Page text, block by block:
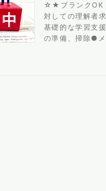
☆★ブランクOK
対しての理解者
基礎的な学習支
の準備、掃除●